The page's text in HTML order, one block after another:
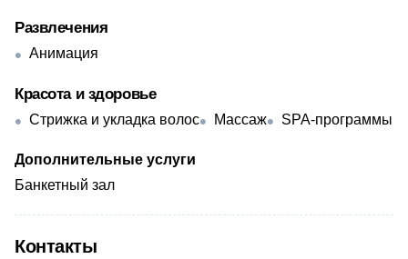
Развлечения
Анимация
Красота и здоровье
Стрижка и укладка волос Массаж SPA-программы
Дополнительные услуги
Банкетный зал
Контакты